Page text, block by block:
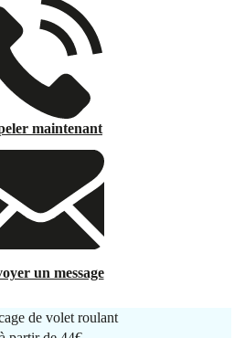
maintenant
un message
de volet roulant